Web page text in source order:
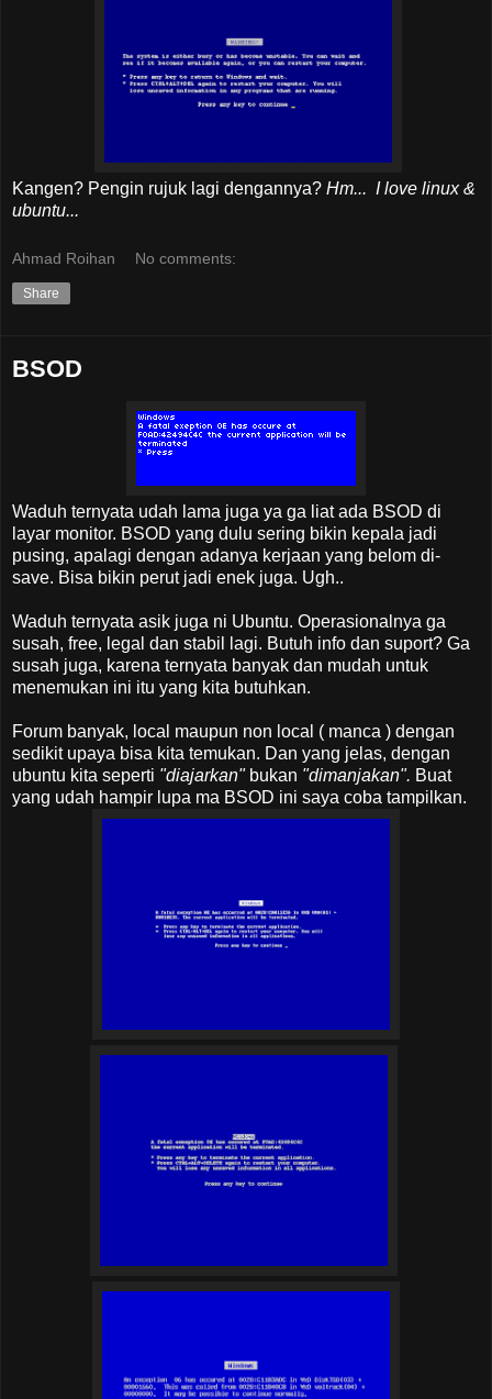
Kangen? Pengin rujuk lagi dengannya? Hm... I love linux &
ubuntu...
Ahmad Roihan No comments:
Share
BSOD
Waduh ternyata udah lama juga ya ga liat ada BSOD di
layar monitor. BSOD yang dulu sering bikin kepala jadi
pusing, apalagi dengan adanya kerjaan yang belom di-
save. Bisa bikin perut jadi enek juga. Ugh..
Waduh ternyata asik juga ni Ubuntu. Operasionalnya ga
susah, free, legal dan stabil lagi. Butuh info dan suport? Ga
susah juga, karena ternyata banyak dan mudah untuk
menemukan ini itu yang kita butuhkan.
Forum banyak, local maupun non local ( manca ) dengan
sedikit upaya bisa kita temukan. Dan yang jelas, dengan
ubuntu kita seperti "diajarkan"bukan "dimanjakan". Buat
yang udah hampir lupa ma BSOD ini saya coba tampilkan.